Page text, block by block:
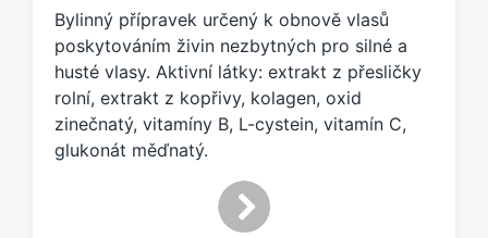
a
e
n
o
t
a
Bylinný přípravek určený k obnově vlasů
poskytováním živin nezbytných pro silné a
husté vlasy. Aktivní látky: extrakt z přesličky
rolní, extrakt z kopřivy, kolagen, oxid
zinečnatý, vitamíny B, L-cystein, vitamín C,
glukonát měďnatý.